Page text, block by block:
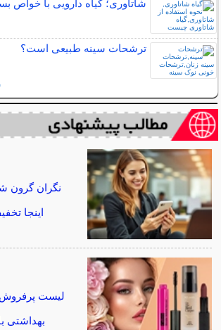
شاتاوری؛ گیاه دارویی با خواص
ترشحات سینه طبیعی است؟
نگران گرون
اینجا
لیست پرفروش
بهداشتی با 50%